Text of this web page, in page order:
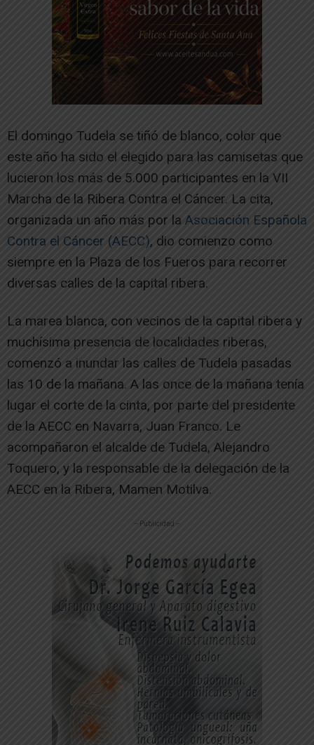
El domingo Tudela se tiñó de blanco, color que
este año ha sido el elegido para las camisetas que
lucieron los más de 5.000 participantes en la VII
Marcha de la Ribera Contra el Cáncer. La cita,
organizada un año más por la Asociación Española
Contra el Cáncer (AECC), dio comienzo como
siempre en la Plaza de los Fueros para recorrer
diversas calles de la capital ribera.
La marea blanca, con vecinos de la capital ribera y
muchísima presencia de localidades riberas,
comenzó a inundar las calles de Tudela pasadas
las 10 de la mañana. A las once de la mañana tenía
lugar el corte de la cinta, por parte del presidente
de la AECC en Navarra, Juan Franco. Le
acompañaron el alcalde de Tudela, Alejandro
Toquero, y la responsable de la delegación de la
AECC en la Ribera, Mamen Motilva.
-- Publicidad --